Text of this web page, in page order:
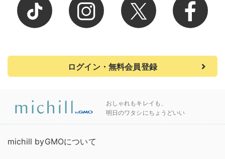
ログイン・無料会員登録
おしゃれもキレイも、
明日のワタシにちょうどいい
michill byGMOについて